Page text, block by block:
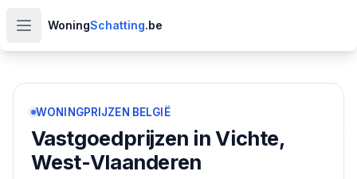
Open hoofdmenu
WoningSchatting.be
WONINGPRIJZEN BELGIË
Vastgoedprijzen inVichte,
West-Vlaanderen